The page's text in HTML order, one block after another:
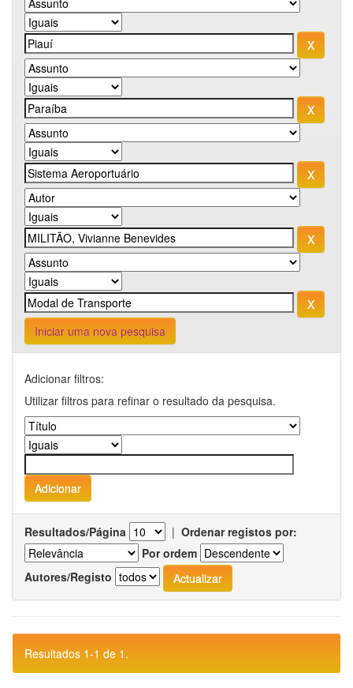
Iniciar uma nova pesquisa
Adicionar filtros:
Utilizar filtros para refinar o resultado da pesquisa.
Resultados/Página | Ordenar registos por:
Por ordem
Autores/Registo
Resultados 1-1 de 1.